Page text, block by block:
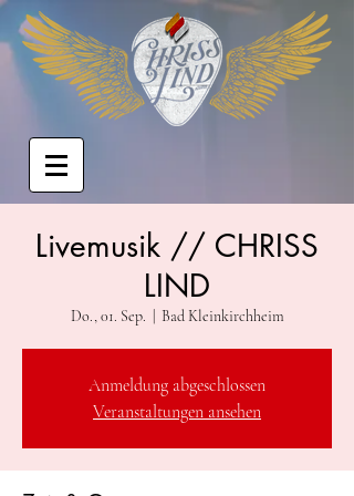
Livemusik // CHRISS
LIND
Do., 01. Sep. Bad Kleinkirchheim
Anmeldung abgeschlossen
Veranstaltungen ansehen